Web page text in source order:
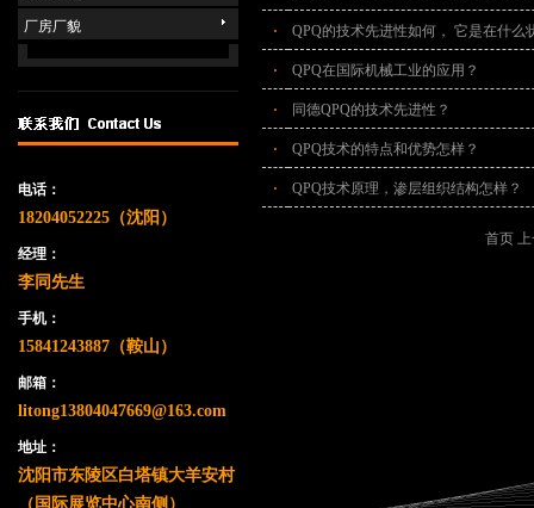
厂房厂貌
电话：
18204052225（沈阳）
经理：
李同先生
手机：
15841243887（鞍山）
邮箱：
litong13804047669@163.com
地址：
沈阳市东陵区白塔镇大羊安村
（国际展览中心南侧）
· QPQ的技术先进性如何， 它是在什么
· QPQ在国际机械工业的应用？
· 同德QPQ的技术先进性？
· QPQ技术的特点和优势怎样？
· QPQ技术原理，渗层组织结构怎样？
首页